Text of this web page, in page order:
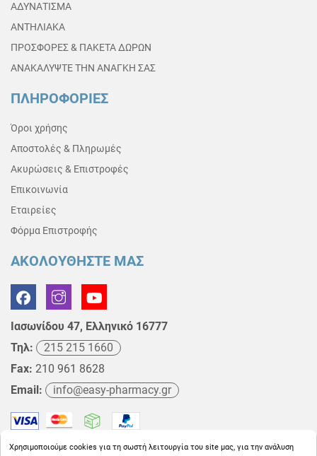
ΑΔΥΝΑΤΙΣΜΑ
ΑΝΤΗΛΙΑΚΑ
ΠΡΟΣΦΟΡΕΣ & ΠΑΚΕΤΑ ΔΩΡΩΝ
ΑΝΑΚΑΛΥΨΤΕ ΤΗΝ ΑΝΑΓΚΗ ΣΑΣ
ΠΛΗΡΟΦΟΡΙΕΣ
Όροι χρήσης
Αποστολές & Πληρωμές
Ακυρώσεις & Επιστροφές
Επικοινωνία
Εταιρείες
Φόρμα Επιστροφής
ΑΚΟΛΟΥΘΗΣΤΕ ΜΑΣ
Ιασωνίδου 47, Ελληνικό 16777
Τηλ:
215 215 1660
Fax: 210 961 8628
Email:
info@easy-pharmacy.gr
Χρησιμοποιούμε cookies για τη σωστή λειτουργία του site μας, για την ανάλυση